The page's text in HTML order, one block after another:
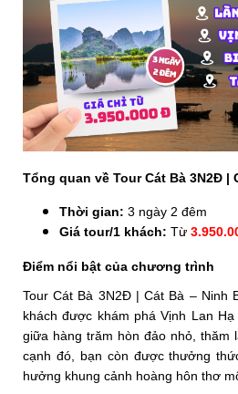
Tổng quan về Tour Cát Bà 3N2Đ |
Thời gian: 3 ngày 2 đêm
Giá tour/1 khách: Từ
Điểm nổi bật của chương trình
Tour Cát Bà 3N2Đ | Cát Bà – Ninh
khách được khám phá Vịnh Lan
giữa hàng trăm hòn đảo nhỏ, thăm
cạnh đó, bạn còn được thưởng
hưởng khung cảnh hoàng hôn thơ